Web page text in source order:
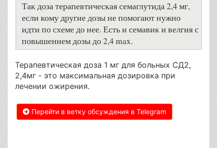
Так доза терапевтическая семаглутида 2,4 мг,
если кому другие дозы не помогают нужно
идти по схеме до нее. Есть и семавик и велгия с
повышением дозы до 2,4 max.
Терапевтическая доза 1 мг для больных СД2,
2,4мг - это максимальная дозировка при
лечении ожирения.
Перейти в ветку обсуждения в Telegram